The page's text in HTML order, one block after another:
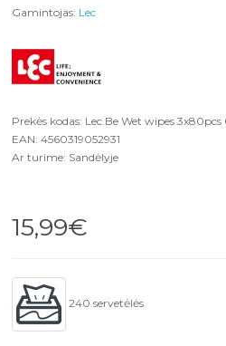
Gamintojas: Lec
Prekės kodas: Lec.Be Wet wipes 3x80pcs
EAN: 4560319052931
Ar turime: Sandėlyje
15,99€
240 servetėlės